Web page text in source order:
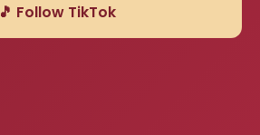
🎵 Follow TikTok